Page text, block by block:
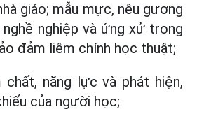
giáo; mẫu mực, nêu gương
nghiệp và ứng xử trong
đảm liêm chính học thuật;
chất, năng lực và phát hiện,
của người học;